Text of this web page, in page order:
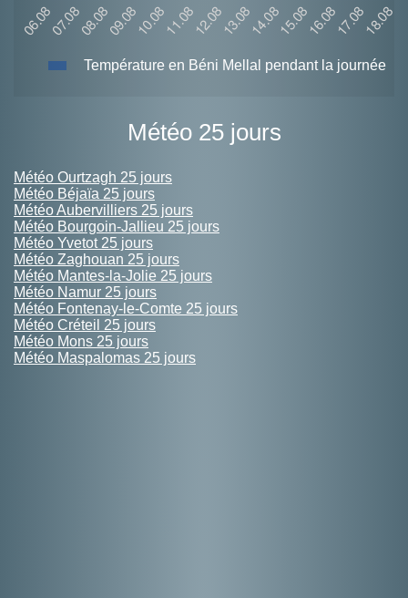
Température en Béni Mellal pendant la journée
Météo 25 jours
Météo Ourtzagh 25 jours
Météo Béjaïa 25 jours
Météo Aubervilliers 25 jours
Météo Bourgoin-Jallieu 25 jours
Météo Yvetot 25 jours
Météo Zaghouan 25 jours
Météo Mantes-la-Jolie 25 jours
Météo Namur 25 jours
Météo Fontenay-le-Comte 25 jours
Météo Créteil 25 jours
Météo Mons 25 jours
Météo Maspalomas 25 jours